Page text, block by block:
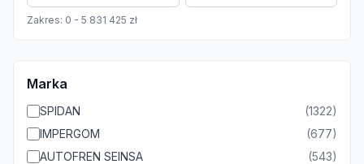
Zakres: 0 - 5 831 425 zł
Marka
SPIDAN (1322)
IMPERGOM
(677)
AUTOFREN SEINSA
(543)